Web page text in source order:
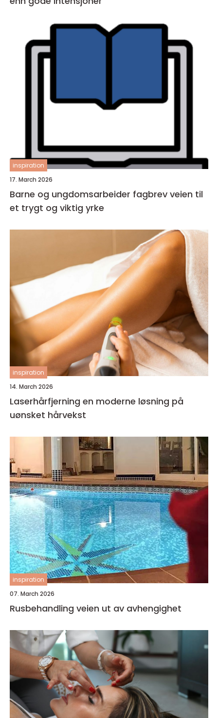
inspiration
17. March 2026
Barne og ungdomsarbeider fagbrev veien til
et trygt og viktig yrke
inspiration
14. March 2026
Laserhårfjerning en moderne løsning på
uønsket hårvekst
inspiration
07. March 2026
Rusbehandling veien ut av avhengighet